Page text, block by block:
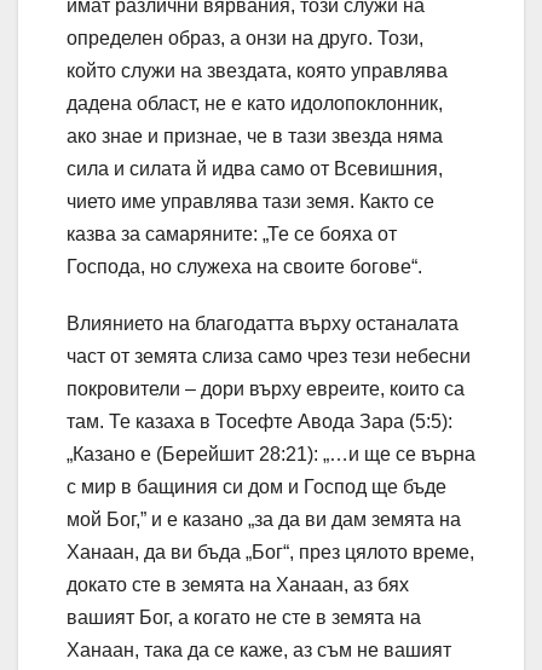
имат различни вярвания, този служи на
определен образ, а онзи на друго. Този,
който служи на звездата, която управлява
дадена област, не е като идолопоклонник,
ако знае и признае, че в тази звезда няма
сила и силата й идва само от Всевишния,
чието име управлява тази земя. Както се
казва за самаряните: „Те се бояха от
Господа, но служеха на своите богове“.
Влиянието на благодатта върху останалата
част от земята слиза само чрез тези небесни
покровители – дори върху евреите, които са
там. Те казаха в Тосефте Авода Зара (5:5):
„Казано е (Берейшит 28:21): „…и ще се върна
с мир в бащиния си дом и Господ ще бъде
мой Бог,” и е казано „за да ви дам земята на
Ханаан, да ви бъда „Бог“, през цялото време,
докато сте в земята на Ханаан, аз бях
вашият Бог, а когато не сте в земята на
Ханаан, така да се каже, аз съм не вашият